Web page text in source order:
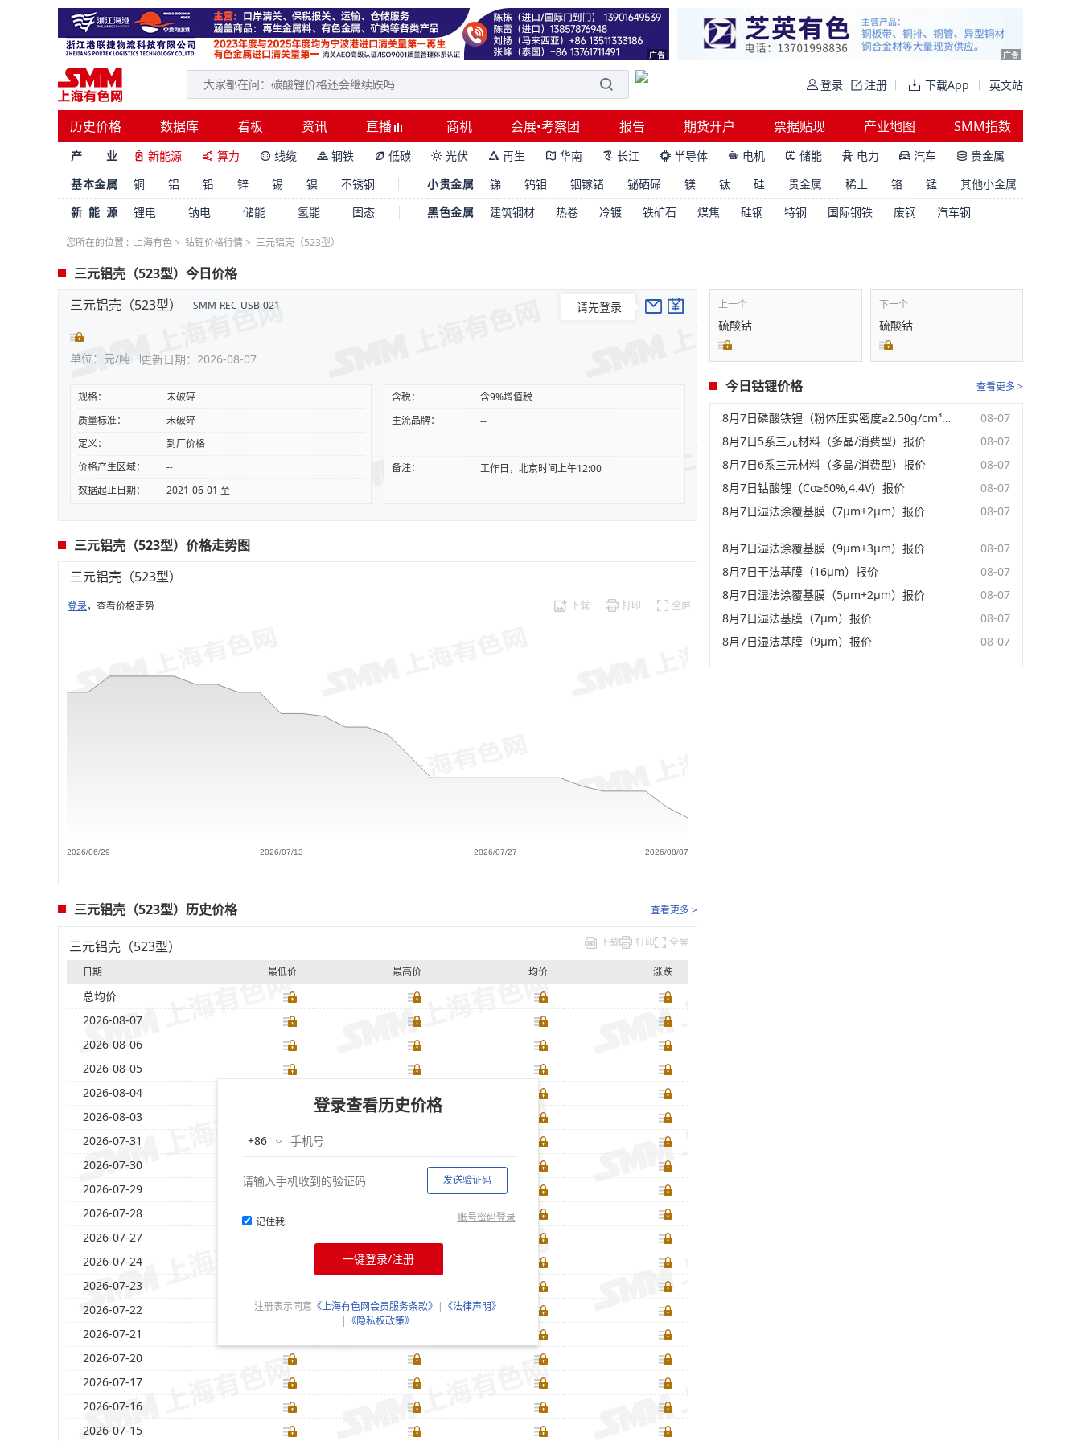
登录 注册 下载App 英文站
历史价格 数据库 看板 资讯 直播 商机 会展•考察团 报告 期货开户 票据贴现 产业地图 SMM指数
产 业  新能源  算力  线缆  钢铁  低碳  光伏  再生  华南  长江  半导体  电机  储能  电力  汽车  贵金属
基本金属
铜 铝 铅 锌 锡 镍 不锈钢 小贵金属 锑 钨钼 铟镓锗 铋硒碲 镁 钛 硅 贵金属 稀土 铬 锰
其他小金属
新能源
锂电 钠电 储能 氢能 固态 黑色金属 建筑钢材 热卷 冷镀 铁矿石 煤焦 硅钢 特钢 国际钢铁 废钢 汽车钢
您所在的位置 : 上海有色> 钴锂价格行情> 三元铝壳（523型）
三元铝壳（523型）今日价格
三元铝壳（523型）
SMM-REC-USB-021
单位：元/吨 更新日期：2026-08-07
请先登录
规格：
未破碎
质量标准：
未破碎
定义：
到厂价格
价格产生区域：
--
数据起止日期：
2021-06-01 至 --
含税：
含9%增值税
主流品牌：
--
备注： 工作日，北京时间上午12:00
三元铝壳（523型）价格走势图
三元铝壳（523型）
2026/06/29 2026/07/13 2026/07/27 2026/08/07
登录，查看价格走势 下载 打印 全屏
三元铝壳（523型）历史价格 查看更多 >
三元铝壳（523型） 下载 打印 全屏
日期 最低价 最高价 均价 涨跌
总均价
2026-08-07
2026-08-06
2026-08-05
2026-08-04
2026-08-03
2026-07-31
2026-07-30
2026-07-29
2026-07-28
2026-07-27
2026-07-24
2026-07-23
2026-07-22
2026-07-21
2026-07-20
2026-07-17
2026-07-16
2026-07-15
登录查看历史价格
发送验证码
记住我 账号密码登录
一键登录/注册
注册表示同意 《上海有色网会员服务条款》 | 《法律声明》
| 《隐私权政策》
上一个
硫酸钴
下一个
硫酸钴
今日钴锂价格 查看更多 >
8月7日磷酸铁锂（粉体压实密度≥2.50g/cm³）报价
08-07
8月7日5系三元材料（多晶/消费型）报价
08-07
8月7日6系三元材料（多晶/消费型）报价
08-07
8月7日钴酸锂（Co≥60%,4.4V）报价
08-07
8月7日湿法涂覆基膜（7μm+2μm）报价
08-07
8月7日湿法涂覆基膜（9μm+3μm）报价
08-07
8月7日干法基膜（16μm）报价
08-07
8月7日湿法涂覆基膜（5μm+2μm）报价
08-07
8月7日湿法基膜（7μm）报价
08-07
8月7日湿法基膜（9μm）报价
08-07